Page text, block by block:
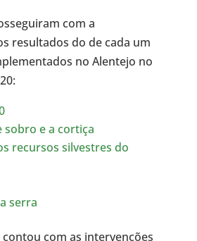
com a
resultados do de cada um
no Alentejo no
sobro e a cortiça
recursos silvestres do
serra
com as intervenções